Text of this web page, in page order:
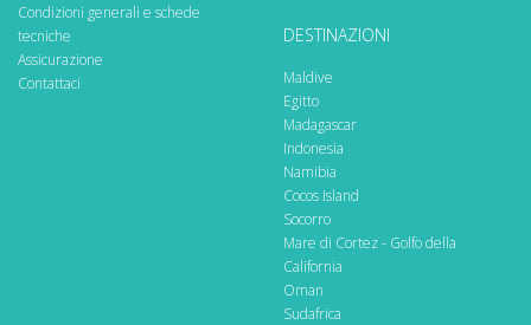
Condizioni generali e schede
tecniche
Assicurazione
Contattaci
DESTINAZIONI
Maldive
Egitto
Madagascar
Indonesia
Namibia
Cocos Island
Socorro
Mare di Cortez - Golfo della
California
Oman
Sudafrica